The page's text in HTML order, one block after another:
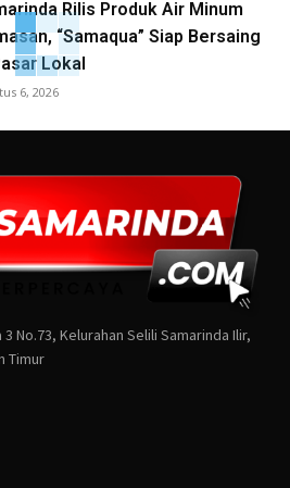
Rilis Produk Air Minum
“Samaqua” Siap Bersaing
Lokal
6, 2026
No.73, Kelurahan Selili Samarinda Ilir,
Timur